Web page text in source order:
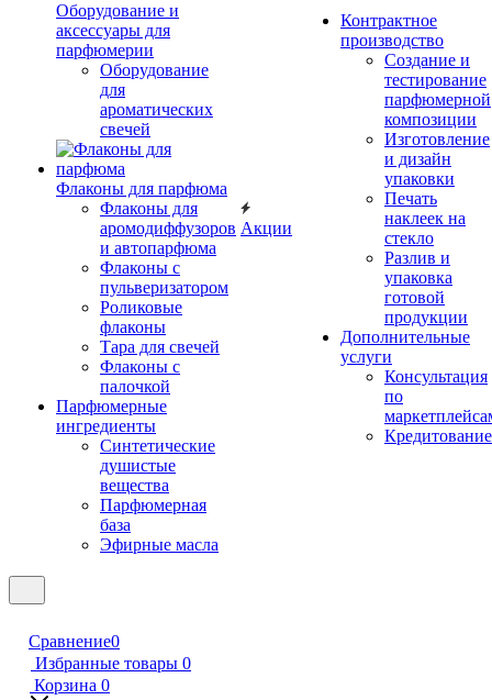
Оборудование и
аксессуары для
парфюмерии
Оборудование
для
ароматических
свечей
Флаконы для парфюма
Флаконы для
аромодиффузоров
и автопарфюма
Флаконы с
пульверизатором
Роликовые
флаконы
Тара для свечей
Флаконы с
палочкой
Парфюмерные
ингредиенты
Синтетические
душистые
вещества
Парфюмерная
база
Эфирные масла
Акции
Контрактное
производство
Создание и
тестирование
парфюмерной
композиции
Изготовление
и дизайн
упаковки
Печать
наклеек на
стекло
Разлив и
упаковка
готовой
продукции
Дополнительные
услуги
Консультация
по
Кредитование
Сравнение0
Избранные товары 0
Корзина 0